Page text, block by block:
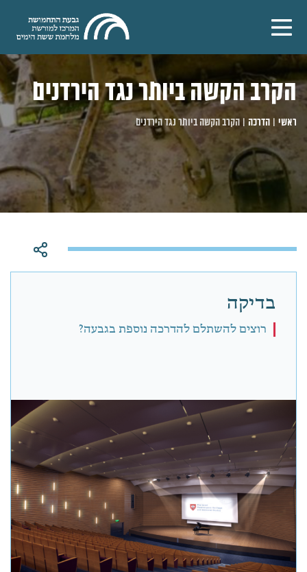
הקרב הקשה ביותר נגד הירדנים
ראשי | הדרכה | הקרב הקשה ביותר נגד הירדנים
בדיקה
רוצים להשתלם להדרכה נוספת בגבעה?